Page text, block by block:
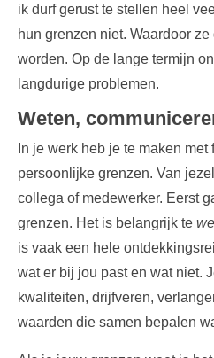
ik durf gerust te stellen heel
hun grenzen niet. Waardoor
worden. Op de lange termijn
langdurige problemen.
Weten,
In je werk heb je te maken
persoonlijke grenzen. Van
collega of medewerker. Eerst
grenzen. Het is belangrijk te
is vaak een hele
wat er bij jou past en wat niet.
kwaliteiten, drijfveren,
waarden die samen bepalen